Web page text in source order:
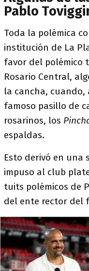
Pablo
Toda la polémica
institución de La
favor del polémico
Rosario Central,
la cancha,
famoso pasillo de
rosarinos, los
espaldas.
Esto derivó en una
impuso al club
tuits polémicos de
del ente rector del